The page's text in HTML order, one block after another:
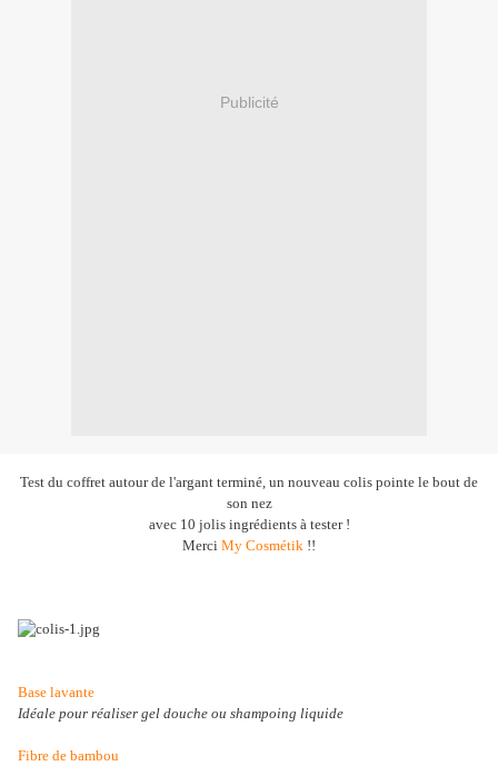
Publicité
Test du coffret autour de l'argant terminé, un nouveau colis pointe le bout de
son nez
avec 10 jolis ingrédients à tester !
Merci My Cosmétik !!
Base lavante
Idéale pour réaliser gel douche ou shampoing liquide
Fibre de bambou